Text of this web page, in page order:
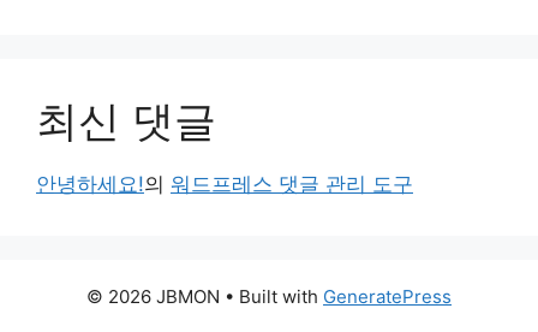
최신 댓글
안녕하세요!의 워드프레스 댓글 관리 도구
© 2026 JBMON • Built with GeneratePress